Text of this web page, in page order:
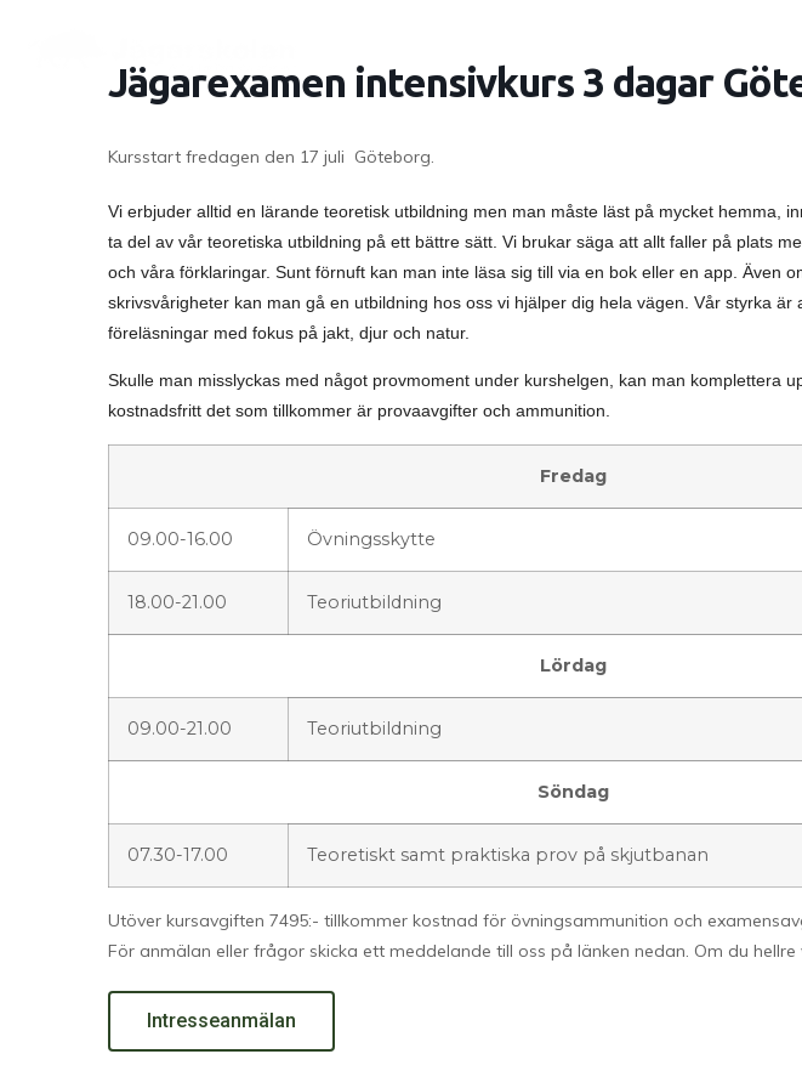
Jägarexamen intensivkurs 3 dagar
Kursstart fredagen den 17 juli Göteborg.
Vi erbjuder alltid en lärande teoretisk utbildning men man måste läst på mycket hemma,
ta del av vår teoretiska utbildning på ett bättre sätt. Vi brukar säga att allt faller på plats
och våra förklaringar. Sunt förnuft kan man inte läsa sig till via en bok eller en app. Även
skrivsvårigheter kan man gå en utbildning hos oss vi hjälper dig hela vägen. Vår styrka är
föreläsningar med fokus på jakt, djur och natur.
Skulle man misslyckas med något provmoment under kurshelgen, kan man komplettera
kostnadsfritt det som tillkommer är provaavgifter och ammunition.
Fredag
09.00-16.00 Övningsskytte
18.00-21.00 Teoriutbildning
Lördag
09.00-21.00 Teoriutbildning
Söndag
07.30-17.00 Teoretiskt samt praktiska prov på skjutbanan
Utöver kursavgiften 7495:- tillkommer kostnad för övningsammunition och
För anmälan eller frågor skicka ett meddelande till oss på länken nedan. Om du hellre
Intresseanmälan